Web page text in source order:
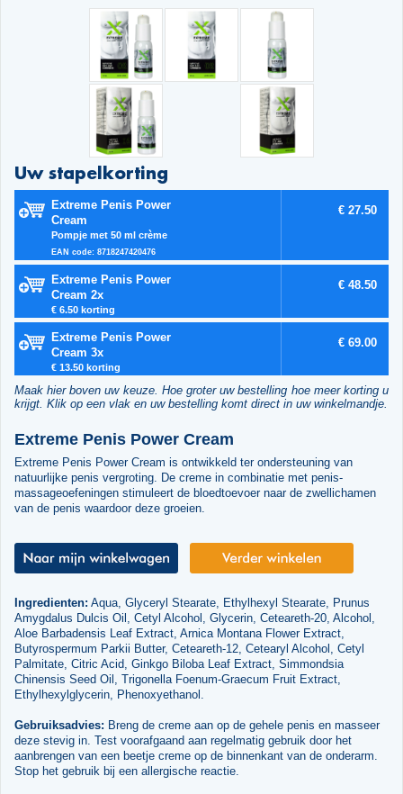
Uw stapelkorting
Extreme Penis Power
Cream
Pompje met 50 ml crème
EAN code: 8718247420476
€ 27.50
Extreme Penis Power
Cream 2x
€ 6.50 korting
€ 48.50
Extreme Penis Power
Cream 3x
€ 13.50 korting
€ 69.00
Maak hier boven uw keuze. Hoe groter uw bestelling hoe meer korting u
krijgt. Klik op een vlak en uw bestelling komt direct in uw winkelmandje.
Extreme Penis Power Cream
Extreme Penis Power Cream is ontwikkeld ter ondersteuning van
natuurlijke penis vergroting. De creme in combinatie met penis-
massageoefeningen stimuleert de bloedtoevoer naar de zwellichamen
van de penis waardoor deze groeien.
Ingredienten: Aqua, Glyceryl Stearate, Ethylhexyl Stearate, Prunus
Amygdalus Dulcis Oil, Cetyl Alcohol, Glycerin, Ceteareth-20, Alcohol,
Aloe Barbadensis Leaf Extract, Arnica Montana Flower Extract,
Butyrospermum Parkii Butter, Ceteareth-12, Cetearyl Alcohol, Cetyl
Palmitate, Citric Acid, Ginkgo Biloba Leaf Extract, Simmondsia
Chinensis Seed Oil, Trigonella Foenum-Graecum Fruit Extract,
Ethylhexylglycerin, Phenoxyethanol.
Gebruiksadvies: Breng de creme aan op de gehele penis en masseer
deze stevig in. Test voorafgaand aan regelmatig gebruik door het
aanbrengen van een beetje creme op de binnenkant van de onderarm.
Stop het gebruik bij een allergische reactie.